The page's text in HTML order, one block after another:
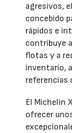
agresivos,
concebido
rápidos e
contribuye
flotas y a
inventario,
referencias
El Michelin
ofrecer